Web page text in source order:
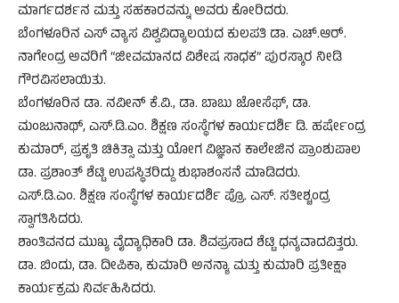
ಮಾರ್ಗದರ್ಶನ ಮತ್ತು ಸಹಕಾರವನ್ನು ಅವರು ಕೋರಿದರು.
ಬೆಂಗಳೂರಿನ ಎಸ್ ವ್ಯಾಸ ವಿಶ್ವವಿದ್ಯಾಲಯದ ಕುಲಪತಿ ಡಾ. ಎಚ್.ಆರ್.
ನಾಗೇಂದ್ರ ಅವರಿಗೆ “ಜೀವಮಾನದ ವಿಶೇಷ ಸಾಧಕ” ಪುರಸ್ಕಾರ ನೀಡಿ
ಗೌರವಿಸಲಾಯಿತು.
ಬೆಂಗಳೂರಿನ ಡಾ. ನವೀನ್ ಕೆ.ವಿ., ಡಾ. ಬಾಬು ಜೋಸೆಫ್, ಡಾ.
ಮಂಜುನಾಥ್, ಎಸ್.ಡಿ.ಎಂ. ಶಿಕ್ಷಣ ಸಂಸ್ಥೆಗಳ ಕಾರ್ಯದರ್ಶಿ ಡಿ. ಹರ್ಷೇಂದ್ರ
ಕುಮಾರ್, ಪ್ರಕೃತಿ ಚಿಕಿತ್ಸಾ ಮತ್ತು ಯೋಗ ವಿಜ್ಞಾನ ಕಾಲೇಜಿನ ಪ್ರಾಂಶುಪಾಲ
ಡಾ. ಪ್ರಶಾಂತ್ ಶೆಟ್ಟಿ ಉಪಸ್ಥಿತರಿದ್ದು ಶುಭಾಶಂಸನೆ ಮಾಡಿದರು.
ಎಸ್.ಡಿ.ಎಂ. ಶಿಕ್ಷಣ ಸಂಸ್ಥೆಗಳ ಕಾರ್ಯದರ್ಶಿ ಪ್ರೊ. ಎಸ್. ಸತೀಶ್ಚಂದ್ರ
ಸ್ವಾಗತಿಸಿದರು.
ಶಾಂತಿವನದ ಮುಖ್ಯ ವೈದ್ಯಾಧಿಕಾರಿ ಡಾ. ಶಿವಪ್ರಸಾದ ಶೆಟ್ಟಿ ಧನ್ಯವಾದವಿತ್ತರು.
ಡಾ. ಬಿಂದು, ಡಾ. ದೀಪಿಕಾ, ಕುಮಾರಿ ಅನನ್ಯಾ ಮತ್ತು ಕುಮಾರಿ ಪ್ರತೀಕ್ಷಾ
ಕಾರ್ಯಕ್ರಮ ನಿರ್ವಹಿಸಿದರು.